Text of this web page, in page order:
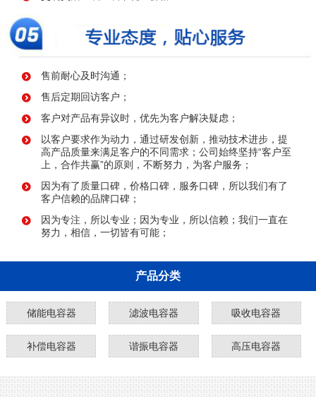
售前耐心及时沟通；
售后定期回访客户；
客户对产品有异议时，优先为客户解决疑虑；
以客户要求作为动力，通过研发创新，推动技术进步，提
高产品质量来满足客户的不同需求；公司始终坚持“客户至
上，合作共赢”的原则，不断努力，为客户服务；
因为有了质量口碑，价格口碑，服务口碑，所以我们有了
客户信赖的品牌口碑；
因为专注，所以专业；因为专业，所以信赖；我们一直在
努力，相信，一切皆有可能；
产品分类
储能电容器 滤波电容器 吸收电容器
补偿电容器 谐振电容器 高压电容器